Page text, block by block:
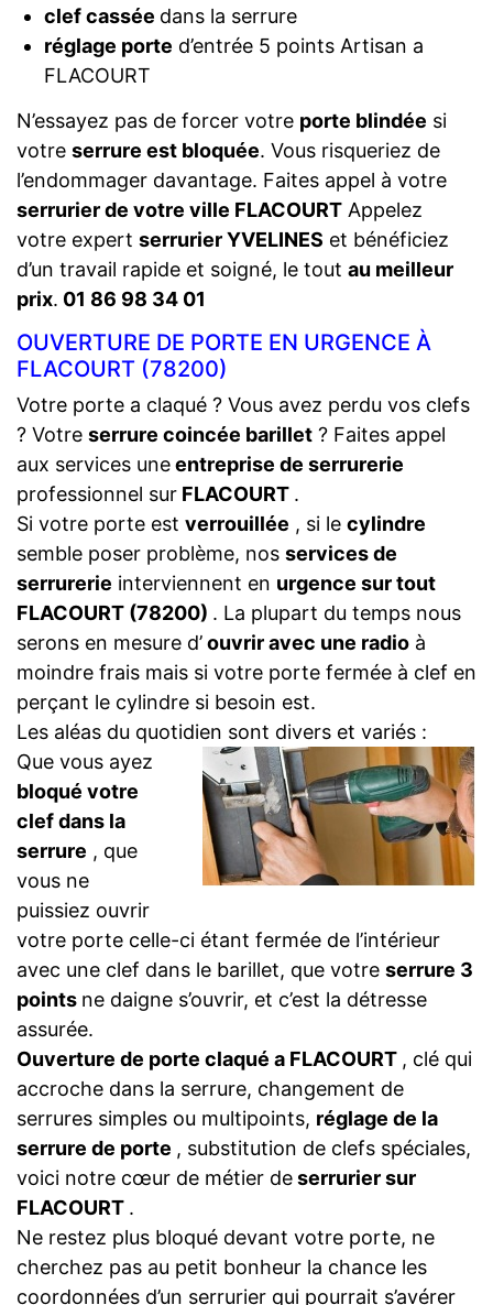
clef cassée dans la serrure
réglage porte d’entrée 5 points Artisan a
FLACOURT
N’essayez pas de forcer votre porte blindée si
votre serrure est bloquée. Vous risqueriez de
l’endommager davantage. Faites appel à votre
serrurier de votre ville FLACOURT Appelez
votre expert serrurier YVELINES et bénéficiez
d’un travail rapide et soigné, le tout au meilleur
prix. 01 86 98 34 01
OUVERTURE DE PORTE EN URGENCE À
FLACOURT (78200)
Votre porte a claqué ? Vous avez perdu vos clefs
? Votre serrure coincée barillet ? Faites appel
aux services uneentreprise de serrurerie
professionnel sur FLACOURT .
Si votre porte est verrouillée , si le cylindre
semble poser problème, nos services de
serrurerie interviennent en urgence sur tout
FLACOURT (78200) . La plupart du temps nous
serons en mesure d’ouvrir avec une radio à
moindre frais mais si votre porte fermée à clef en
perçant le cylindre si besoin est.
Les aléas du quotidien sont divers et variés :
Que vous ayez
bloqué votre
clef dans la
serrure , que
vous ne
puissiez ouvrir
votre porte celle-ci étant fermée de l’intérieur
avec une clef dans le barillet, que votre serrure 3
points ne daigne s’ouvrir, et c’est la détresse
assurée.
Ouverture de porte claqué a FLACOURT , clé qui
accroche dans la serrure, changement de
serrures simples ou multipoints, réglage de la
serrure de porte , substitution de clefs spéciales,
voici notre cœur de métier deserrurier sur
FLACOURT .
Ne restez plus bloqué devant votre porte, ne
cherchez pas au petit bonheur la chance les
coordonnées d’un serrurier qui pourrait s’avérer